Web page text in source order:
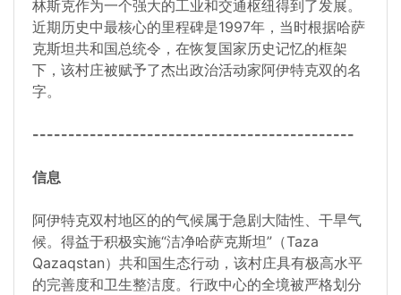
林斯克作为一个强大的工业和交通枢纽得到了发展。
近期历史中最核心的里程碑是1997年，当时根据哈萨
克斯坦共和国总统令，在恢复国家历史记忆的框架
下，该村庄被赋予了杰出政治活动家阿伊特克双的名
字。
---------------------------------------------
信息
阿伊特克双村地区的的气候属于急剧大陆性、干旱气
候。得益于积极实施“洁净哈萨克斯坦”（Taza
Qazaqstan）共和国生态行动，该村庄具有极高水平
的完善度和卫生整洁度。行政中心的全境被严格划分